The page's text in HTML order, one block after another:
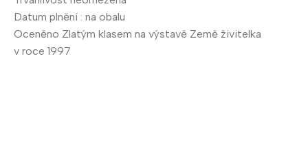
Datum plnění : na obalu
Oceněno Zlatým klasem na výstavě Země živitelka
v roce 1997